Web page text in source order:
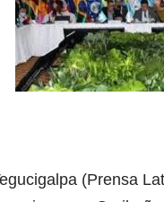
(Prensa